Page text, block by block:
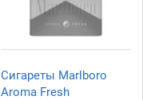
Сигареты Marlboro
Aroma Fresh